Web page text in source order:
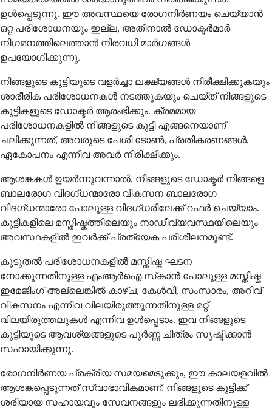
ഉള്‍പ്പെടുന്നു. ഈ അവസ്ഥയെ രോഗനിര്‍ണയം ചെയ്യാന്‍
ഒറ്റ പരിശോധനയും ഇല്ല, അതിനാല്‍ ഡോക്ടര്‍മാര്‍
നിഗമനത്തിലെത്താന്‍ നിരവധി മാര്‍ഗങ്ങള്‍
ഉപയോഗിക്കുന്നു.
നിങ്ങളുടെ കുട്ടിയുടെ വളര്‍ച്ചാ ലക്ഷ്യങ്ങള്‍ നിരീക്ഷിക്കുകയും
ശാരീരിക പരിശോധനകള്‍ നടത്തുകയും ചെയ്ത് നിങ്ങളുടെ
കുട്ടികളുടെ ഡോക്ടര്‍ ആരംഭിക്കും. ക്രമമായ
പരിശോധനകളില്‍ നിങ്ങളുടെ കുട്ടി എങ്ങനെയാണ്
ചലിക്കുന്നത്, അവരുടെ പേശി ടോണ്‍, പ്രതികരണങ്ങള്‍,
ഏകോപനം എന്നിവ അവര്‍ നിരീക്ഷിക്കും.
ആശങ്കകള്‍ ഉയര്‍ന്നുവന്നാല്‍, നിങ്ങളുടെ ഡോക്ടര്‍ നിങ്ങളെ
ബാലരോഗ വിദഗ്ധന്മാരോ വികസന ബാലരോഗ
വിദഗ്ധന്മാരോ പോലുള്ള വിദഗ്ധരിലേക്ക് റഫര്‍ ചെയ്യാം.
കുട്ടികളിലെ മസ്തിഷ്കത്തിലെയും നാഡീവ്യവസ്ഥയിലെയും
അവസ്ഥകളില്‍ ഇവര്‍ക്ക് പ്രത്യേക പരിശീലനമുണ്ട്.
കൂടുതല്‍ പരിശോധനകളില്‍ മസ്തിഷ്ക ഘടന
നോക്കുന്നതിനുള്ള എംആര്‍ഐ സ്‌കാന്‍ പോലുള്ള മസ്തിഷ്ക
ഇമേജിംഗ് അല്ലെങ്കില്‍ കാഴ്ച, കേള്‍വി, സംസാരം, അറിവ്
വികസനം എന്നിവ വിലയിരുത്തുന്നതിനുള്ള മറ്റ്
വിലയിരുത്തലുകള്‍ എന്നിവ ഉള്‍പ്പെടാം. ഇവ നിങ്ങളുടെ
കുട്ടിയുടെ ആവശ്യങ്ങളുടെ പൂര്‍ണ്ണ ചിത്രം സൃഷ്ടിക്കാന്‍
സഹായിക്കുന്നു.
രോഗനിർണയ പ്രക്രിയ സമയമെടുക്കും, ഈ കാലയളവിൽ
ആശങ്കപ്പെടുന്നത് സ്വാഭാവികമാണ്. നിങ്ങളുടെ കുട്ടിക്ക്
ശരിയായ സഹായവും സേവനങ്ങളും ലഭിക്കുന്നതിനുള്ള